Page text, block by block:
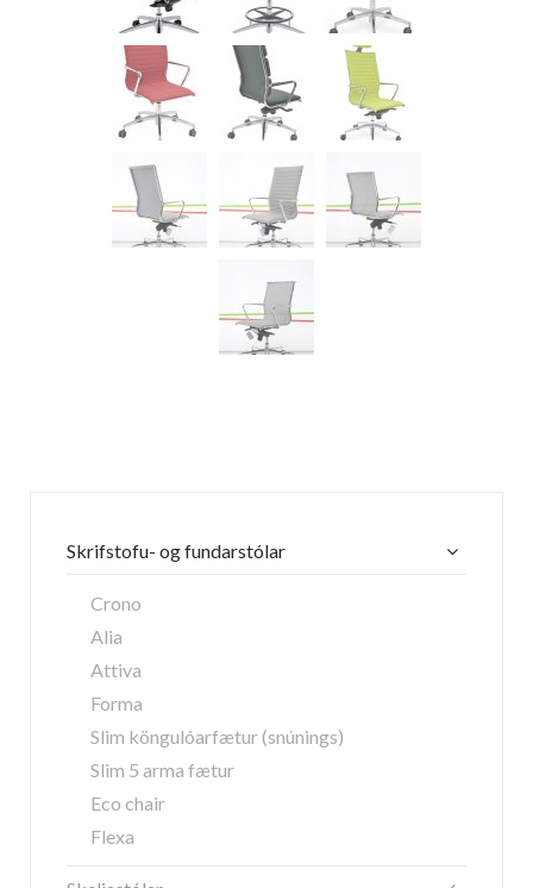
Skrifstofu- og fundarstólar
Crono
Alia
Attiva
Forma
Slim köngulóarfætur (snúnings)
Slim 5 arma fætur
Eco chair
Flexa